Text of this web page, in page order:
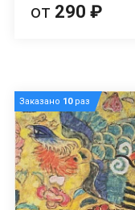
от 290 ₽
Заказано 10раз